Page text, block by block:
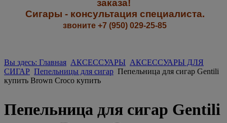
заказа!
Сигары - консультация специалиста.
звоните +7 (950) 029-25-85
Вы здесь: Главная АКСЕССУАРЫ АКСЕССУАРЫ ДЛЯ
СИГАР Пепельницы для сигар Пепельница для сигар Gentili
купить Brown Croco купить
Пепельница для сигар Gentili